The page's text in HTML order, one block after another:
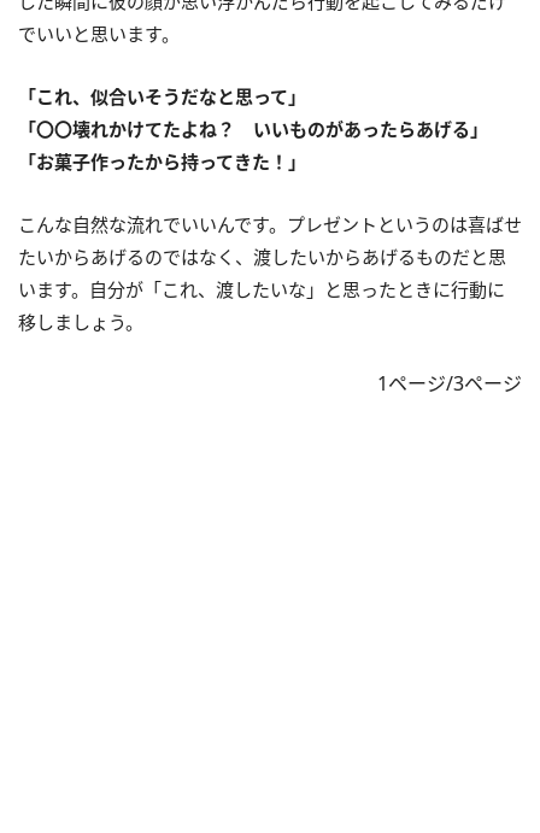
でいいと思います。
「これ、似合いそうだなと思って」
「〇〇壊れかけてたよね？ いいものがあったらあげる」
「お菓子作ったから持ってきた！」
こんな自然な流れでいいんです。プレゼントというのは喜ばせ
たいからあげるのではなく、渡したいからあげるものだと思
います。自分が「これ、渡したいな」と思ったときに行動に
移しましょう。
1ページ/3ページ